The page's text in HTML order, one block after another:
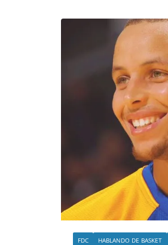
FDC HABLANDO DE BASKET